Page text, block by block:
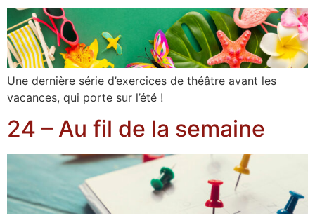
Une dernière série d’exercices de théâtre avant les
vacances, qui porte sur l’été !
24 – Au fil de la semaine